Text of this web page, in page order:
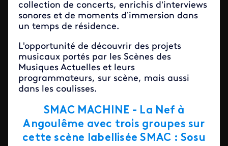
collection de concerts, enrichis d’interviews
sonores et de moments d’immersion dans
un temps de résidence.
L'opportunité de découvrir des projets
musicaux portés par les Scènes des
Musiques Actuelles et leurs
programmateurs, sur scène, mais aussi
dans les coulisses.
SMAC MACHINE - La Nef à
Angoulême avec trois groupes sur
cette scène labellisée SMAC : Sosu